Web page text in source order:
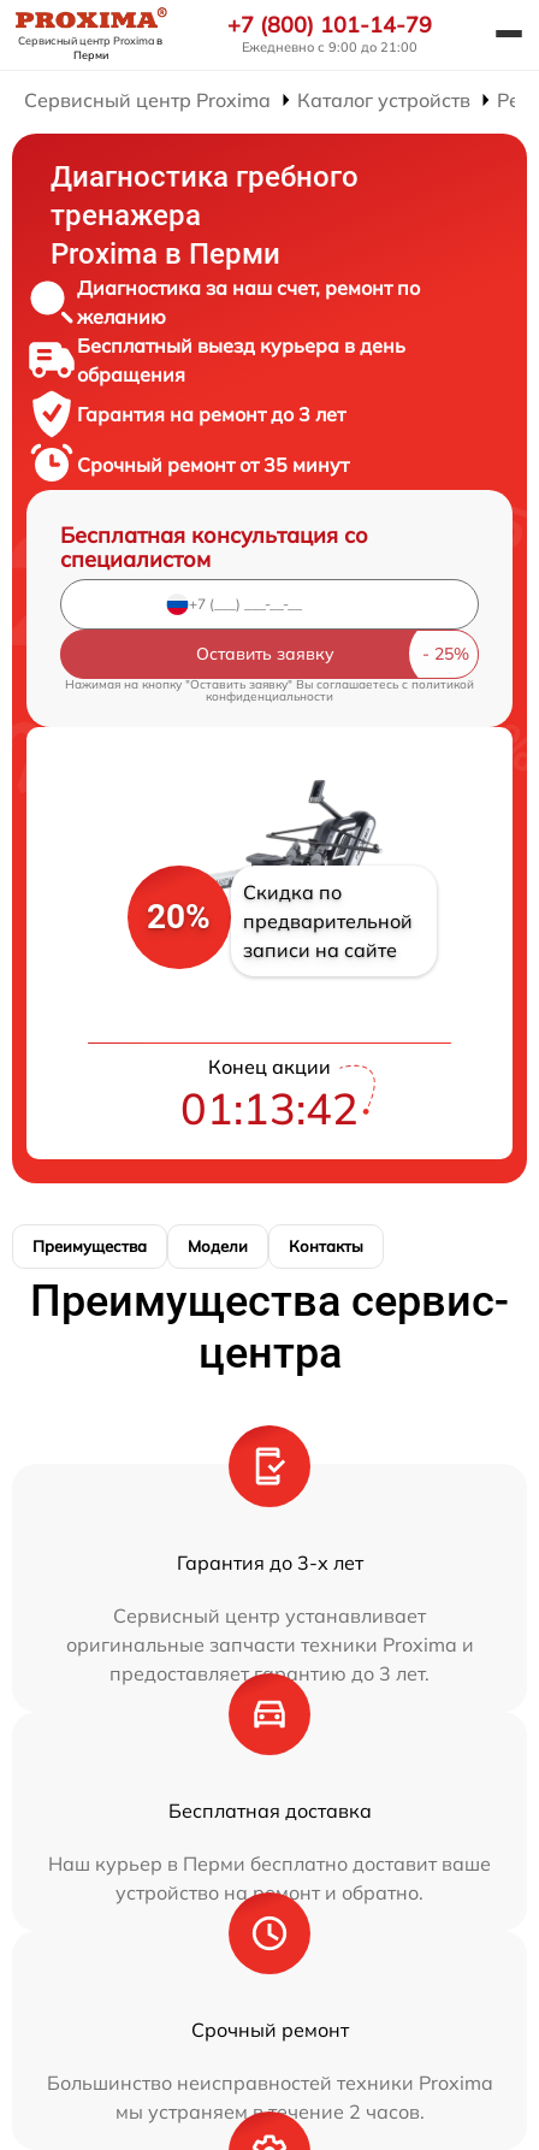
Сервисный центр Proximaв
Перми
+7 (800) 101-14-79
Ежедневно с 9:00 до 21:00
Сервисный центр Proxima Каталог устройств
Диагностика гребного
тренажера
Proxima в Перми
Диагностика за наш счет, ремонт по
желанию
Бесплатный выезд курьера в день
обращения
Гарантия на ремонт до 3 лет
Срочный ремонт от 35 минут
Бесплатная консультация со
специалистом
Оставить заявку
Нажимая на кнопку "Оставить заявку" Вы соглашаетесь cполитикой
конфиденциальности
20%
Скидка по
предварительной
записи на сайте
Конец акции
01:13:42
Преимущества Модели Контакты
Преимущества сервис-
центра
Гарантия до 3-х лет
Сервисный центр устанавливает
оригинальные запчасти техники Proxima и
предоставляет гарантию до 3 лет.
Бесплатная доставка
Наш курьер в Перми бесплатно доставит ваше
устройство на ремонт и обратно.
Срочный ремонт
Большинство неисправностей техники Proxima
мы устраняем в течение 2 часов.